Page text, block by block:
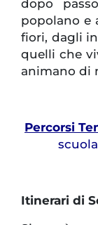
dopo
popolano e
fiori, dagli
quelli che
animano di
Percorsi
Itinerari di